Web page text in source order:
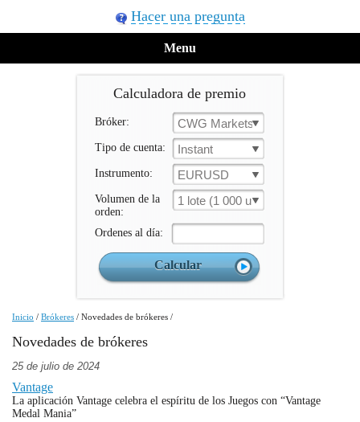
Hacer una pregunta
Menu
Calculadora de premio
Bróker: CWG Markets
Tipo de cuenta: Instant
Instrumento: EURUSD
Volumen de la
orden:
1 lote (1 000 un.)
Ordenes al día:
Inicio / Brókeres / Novedades de brókeres /
Novedades de brókeres
25 de julio de 2024
Vantage
La aplicación Vantage celebra el espíritu de los Juegos con “Vantage
Medal Mania”